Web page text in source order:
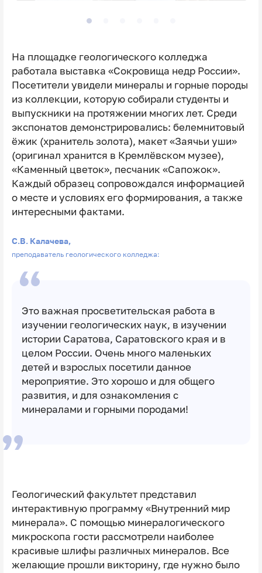
На площадке геологического колледжа
работала выставка «Сокровища недр России».
Посетители увидели минералы и горные породы
из коллекции, которую собирали студенты и
выпускники на протяжении многих лет. Среди
экспонатов демонстрировались: белемнитовый
ёжик (хранитель золота), макет «Заячьи уши»
(оригинал хранится в Кремлёвском музее),
«Каменный цветок», песчаник «Сапожок».
Каждый образец сопровождался информацией
о месте и условиях его формирования, а также
интересными фактами.
С.В. Калачева,
преподаватель геологического колледжа:
Это важная просветительская работа в
изучении геологических наук, в изучении
истории Саратова, Саратовского края и в
целом России. Очень много маленьких
детей и взрослых посетили данное
мероприятие. Это хорошо и для общего
развития, и для ознакомления с
минералами и горными породами!
Геологический факультет представил
интерактивную программу «Внутренний мир
минерала». С помощью минералогического
микроскопа гости рассмотрели наиболее
красивые шлифы различных минералов. Все
желающие прошли викторину, где нужно было